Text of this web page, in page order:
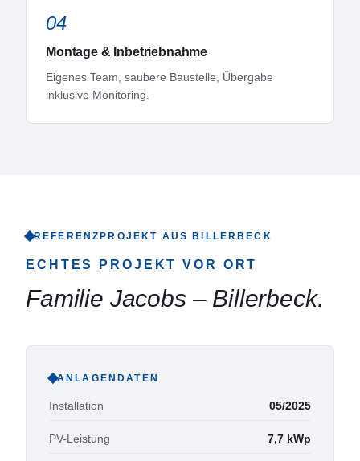
04
Montage & Inbetriebnahme
Eigenes Team, saubere Baustelle, Übergabe
inklusive Monitoring.
REFERENZPROJEKT AUS BILLERBECK
ECHTES PROJEKT VOR ORT
Familie Jacobs– Billerbeck.
ANLAGENDATEN
Installation 05/2025
PV-Leistung 7,7 kWp